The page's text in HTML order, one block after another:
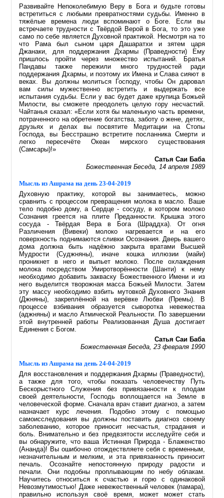
Развивайте Непоколебимую Веру в Бога и будьте готовы
встретиться с любыми превратностями судьбы. Именно в
тяжёлые времена люди вспоминают о Боге. Если вы
встречаете трудности с Твёрдой Верой в Бога, то это уже
само по себе является Духовной практикой. Несмотря на то
что Рама был сыном царя Дашаратхи и зятем царя
Джанаки, для поддержания Дхармы (Праведности) Ему
пришлось пройти через множество испытаний. Братья
Пандавы также пережили много трудностей ради
поддержания Дхармы, и поэтому их Имена и Слава сияют в
веках. Вы должны молиться Господу, чтобы Он даровал
вам силы мужественно встретить и выдержать все
испытания судьбы. Если у вас будет даже крупица Божьей
Милости, вы сможете преодолеть целую гору несчастий.
Чайтанья сказал: «Если хотя бы маленькую часть времени,
потраченного на обретение богатства, заботу о жене, детях,
друзьях и делах вы посвятите Медитации на Стопы
Господа, вы Бесстрашно встретите посланника Смерти и
легко пересечёте Океан мирского существования
(Самсары)!»
Сатья Саи Баба
Божественная Беседа, 14 апреля 1989
Мысль из Ашрама на день 23-04-2019
Духовную практику, которой вы занимаетесь, можно
сравнить с процессом превращения молока в масло. Ваше
тело подобно дому, а Сердце - сосуду, в котором молоко
Сознания греется на плите Преданности. Крышка этого
сосуда - Твёрдая Вера в Бога (Шраддха). От огня
Различения (Вивеки) молоко нагревается и на его
поверхность поднимаются сливки Осознания. Дверь вашего
дома должна быть надёжно закрыта вратами Высшей
Мудрости (Суджняны), иначе кошка иллюзии (майи)
проникнет в него и выпьет молоко. После охлаждения
молока посредством Умиротворённости (Шанти) к нему
необходимо добавить закваску Божественного Имени и из
него выделится творожная масса Божьей Милости. Затем
эту массу необходимо взбить мутовкой Духовного Знания
(Джняны), закреплённой на верёвке Любви (Премы). В
процессе взбивания образуется сыворотка невежества
(аджняны) и масло Атмической Реальности. По завершении
этой внутренней работы Реализованная Душа достигает
Единения с Богом.
Сатья Саи Баба
Божественная Беседа, 23 февраля 1990
Мысль из Ашрама на день 24-04-2019
Для восстановления и поддержания Дхармы (Праведности),
а также для того, чтобы показать человечеству Путь
Бескорыстного Служения без привязанности к плодам
своей деятельности, Господь воплощается на Земле в
человеческой форме. Сначала врач ставит диагноз, а затем
назначает курс лечения. Подобно этому с помощью
самоисследования вы должны поставить диагноз своему
заболеванию, которое приносит несчастья, страдания и
боль. Внимательно и без предвзятости исследуйте себя и
вы обнаружите, что ваша Истинная Природа - Блаженство
(Ананда)! Вы ошибочно отождествляете себя с временным,
незначительным и мелким, и эта привязанность приносит
печаль. Осознайте непостоянную природу радости и
печали. Они подобны проплывающим по небу облакам.
Научитесь относиться к счастью и горю с одинаковой
Невозмутимостью! Даже невежественный человек (памара),
правильно используя своё время, может может стать